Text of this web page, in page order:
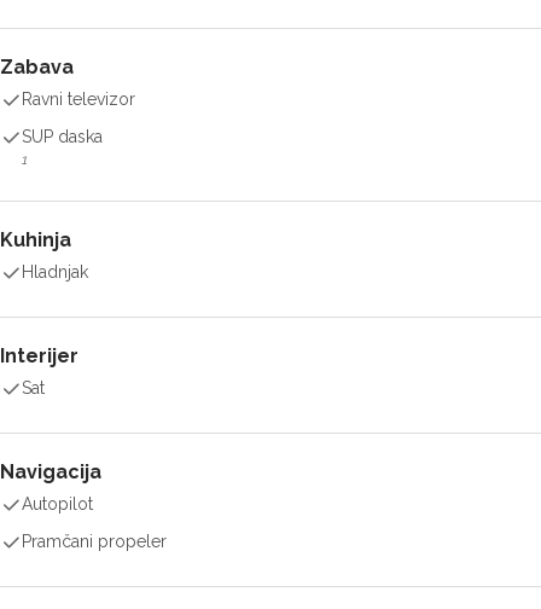
Zabava
Ravni televizor
SUP daska
1
Kuhinja
Hladnjak
Interijer
Sat
Navigacija
Autopilot
Pramčani propeler